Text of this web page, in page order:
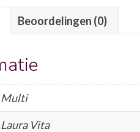
Beoordelingen (0)
Multi
Laura Vita